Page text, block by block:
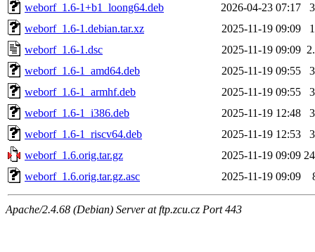
weborf_1.6-1+b1_loong64.deb
2026-04-23 07:17
weborf_1.6-1.debian.tar.xz
2025-11-19 09:09
weborf_1.6-1.dsc
2025-11-19 09:09
weborf_1.6-1_amd64.deb
2025-11-19 09:55
weborf_1.6-1_armhf.deb
2025-11-19 09:55
weborf_1.6-1_i386.deb
2025-11-19 12:48
weborf_1.6-1_riscv64.deb
2025-11-19 12:53
weborf_1.6.orig.tar.gz
2025-11-19 09:09
weborf_1.6.orig.tar.gz.asc
2025-11-19 09:09
Apache/2.4.68 (Debian) Server at ftp.zcu.cz Port 443